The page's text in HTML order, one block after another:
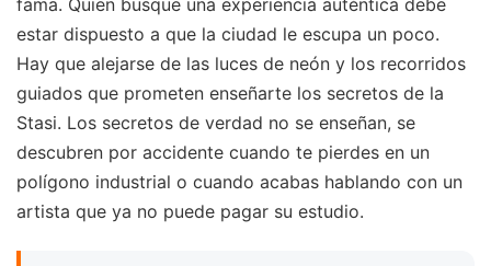
estar dispuesto a que la ciudad le escupa un poco.
Hay que alejarse de las luces de neón y los recorridos
guiados que prometen enseñarte los secretos de la
Stasi. Los secretos de verdad no se enseñan, se
descubren por accidente cuando te pierdes en un
polígono industrial o cuando acabas hablando con un
artista que ya no puede pagar su estudio.